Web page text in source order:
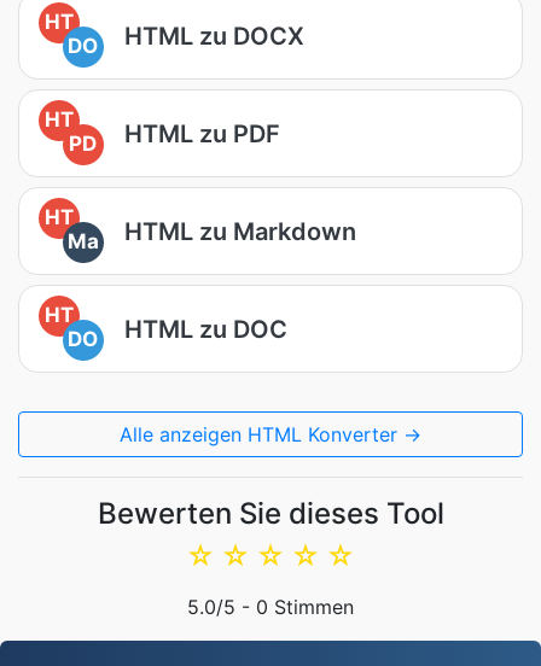
HT
DO
HTML zu DOCX
HT
PD
HTML zu PDF
HT
Ma
HTML zu Markdown
HT
DO
HTML zu DOC
Alle anzeigen HTML Konverter →
Bewerten Sie dieses Tool
☆
☆
☆
☆
☆
5.0/5 - 0 Stimmen